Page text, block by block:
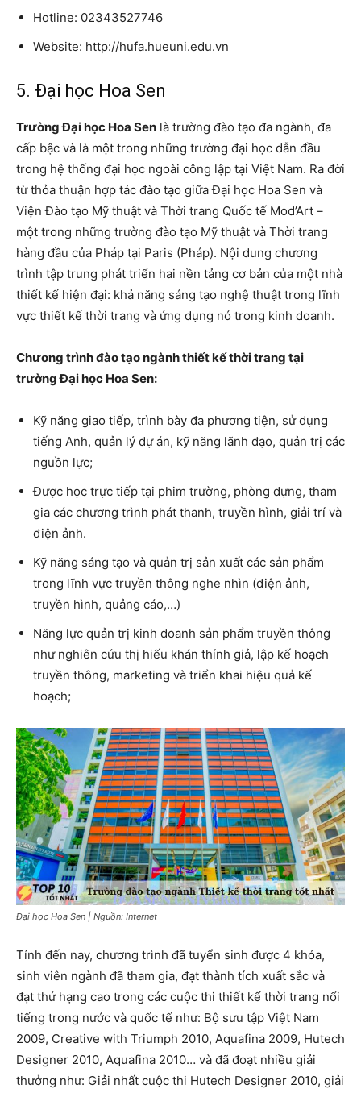
Hotline: 02343527746
Website: http://hufa.hueuni.edu.vn
5. Đại học Hoa Sen
Trường Đại học Hoa Sen là trường đào tạo đa ngành, đa
cấp bậc và là một trong những trường đại học dẫn đầu
trong hệ thống đại học ngoài công lập tại Việt Nam. Ra đời
từ thỏa thuận hợp tác đào tạo giữa Đại học Hoa Sen và
Viện Đào tạo Mỹ thuật và Thời trang Quốc tế Mod’Art –
một trong những trường đào tạo Mỹ thuật và Thời trang
hàng đầu của Pháp tại Paris (Pháp). Nội dung chương
trình tập trung phát triển hai nền tảng cơ bản của một nhà
thiết kế hiện đại: khả năng sáng tạo nghệ thuật trong lĩnh
vực thiết kế thời trang và ứng dụng nó trong kinh doanh.
Chương trình đào tạo ngành thiết kế thời trang tại
trường Đại học Hoa Sen:
Kỹ năng giao tiếp, trình bày đa phương tiện, sử dụng
tiếng Anh, quản lý dự án, kỹ năng lãnh đạo, quản trị các
nguồn lực;
Được học trực tiếp tại phim trường, phòng dựng, tham
gia các chương trình phát thanh, truyền hình, giải trí và
điện ảnh.
Kỹ năng sáng tạo và quản trị sản xuất các sản phẩm
trong lĩnh vực truyền thông nghe nhìn (điện ảnh,
truyền hình, quảng cáo,…)
Năng lực quản trị kinh doanh sản phẩm truyền thông
như nghiên cứu thị hiếu khán thính giả, lập kế hoạch
truyền thông, marketing và triển khai hiệu quả kế
hoạch;
Đại học Hoa Sen | Nguồn: Internet
Tính đến nay, chương trình đã tuyển sinh được 4 khóa,
sinh viên ngành đã tham gia, đạt thành tích xuất sắc và
đạt thứ hạng cao trong các cuộc thi thiết kế thời trang nổi
tiếng trong nước và quốc tế như: Bộ sưu tập Việt Nam
2009, Creative with Triumph 2010, Aquafina 2009, Hutech
Designer 2010, Aquafina 2010… và đã đoạt nhiều giải
thưởng như: Giải nhất cuộc thi Hutech Designer 2010, giải